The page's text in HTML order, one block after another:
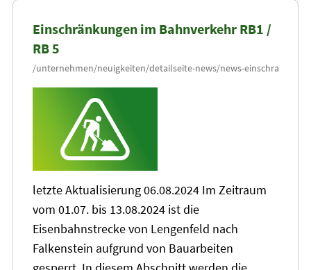
Einschränkungen im Bahnverkehr RB1 /
RB 5
letzte Aktualisierung 06.08.2024 Im Zeitraum
vom 01.07. bis 13.08.2024 ist die
Eisenbahnstrecke von Lengenfeld nach
Falkenstein aufgrund von Bauarbeiten